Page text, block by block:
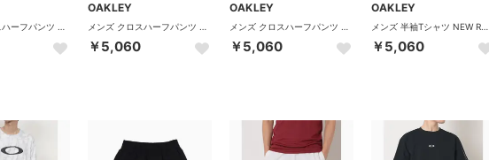
OAKLEY
￥5,060
OAKLEY
￥5,060
OAKLEY
￥5,060